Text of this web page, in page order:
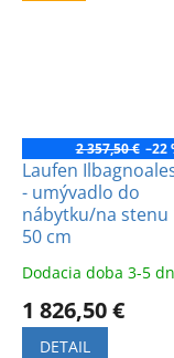
2 357,50 € –22
Laufen
- umývadlo do
nábytku/na stenu
50 cm
Dodacia doba 3-5
1 826,50 €
DETAIL